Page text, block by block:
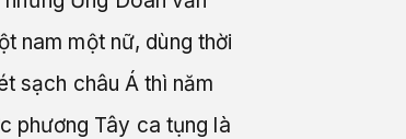
nam một nữ, dùng thời
sạch châu Á thì năm
phương Tây ca tụng là